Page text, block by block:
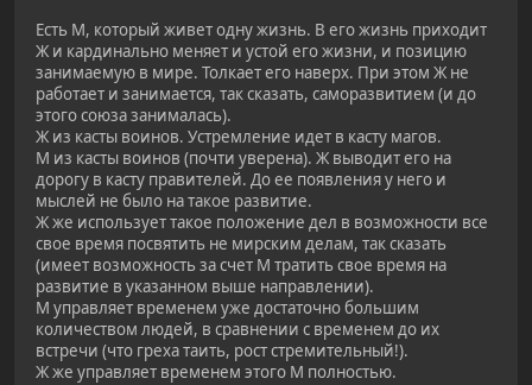
Есть М, который живет одну жизнь. В его жизнь приходит
Ж и кардинально меняет и устой его жизни, и позицию
занимаемую в мире. Толкает его наверх. При этом Ж не
работает и занимается, так сказать, саморазвитием (и до
этого союза занималась).
Ж из касты воинов. Устремление идет в касту магов.
М из касты воинов (почти уверена). Ж выводит его на
дорогу в касту правителей. До ее появления у него и
мыслей не было на такое развитие.
Ж же использует такое положение дел в возможности все
свое время посвятить не мирским делам, так сказать
(имеет возможность за счет М тратить свое время на
развитие в указанном выше направлении).
М управляет временем уже достаточно большим
количеством людей, в сравнении с временем до их
встречи (что греха таить, рост стремительный!).
Ж же управляет временем этого М полностью.